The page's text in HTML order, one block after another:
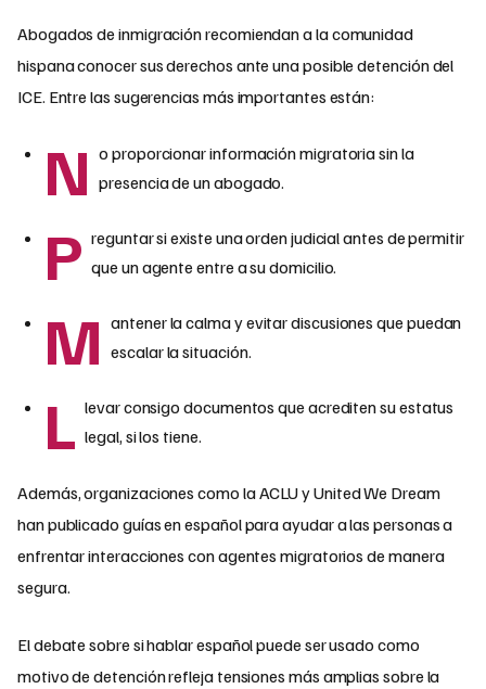
Abogados de inmigración recomiendan a la comunidad
hispana conocer sus derechos ante una posible detención del
ICE. Entre las sugerencias más importantes están:
N o proporcionar información migratoria sin la
presencia de un abogado.
P reguntar si existe una orden judicial antes de permitir
que un agente entre a su domicilio.
M antener la calma y evitar discusiones que puedan
escalar la situación.
L levar consigo documentos que acrediten su estatus
legal, si los tiene.
Además, organizaciones como la ACLU y United We Dream
han publicado guías en español para ayudar a las personas a
enfrentar interacciones con agentes migratorios de manera
segura.
El debate sobre si hablar español puede ser usado como
motivo de detención refleja tensiones más amplias sobre la